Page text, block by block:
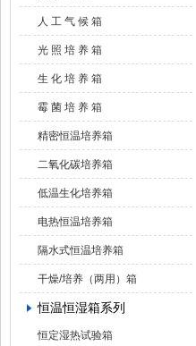
人 工 气 候 箱
光 照 培 养 箱
生 化 培 养 箱
霉 菌 培 养 箱
精密恒温培养箱
二氧化碳培养箱
低温生化培养箱
电热恒温培养箱
隔水式恒温培养箱
干燥/培养（两用）箱
恒温恒湿箱系列
恒定湿热试验箱